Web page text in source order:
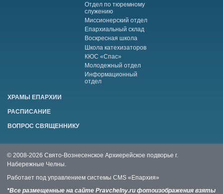
Отдел по тюремному
служению
Миссионерский отдел
Епархиальный склад
Воскресная школа
Школа катехизаторов
КЮС «Спас»
Молодежный отдел
Информационный
отдел
ХРАМЫ ЕПАРХИИ
РАСПИСАНИЕ
ВОПРОС СВЯЩЕННИКУ
© 2008-2026 Свято-Вознесенское Архиерейское подворье г.
Набережные Челны.
Работает под управлением системы CMS «Епархия»
*Все размещенные на сайте Pravchelny.ru фотоизображения взяты